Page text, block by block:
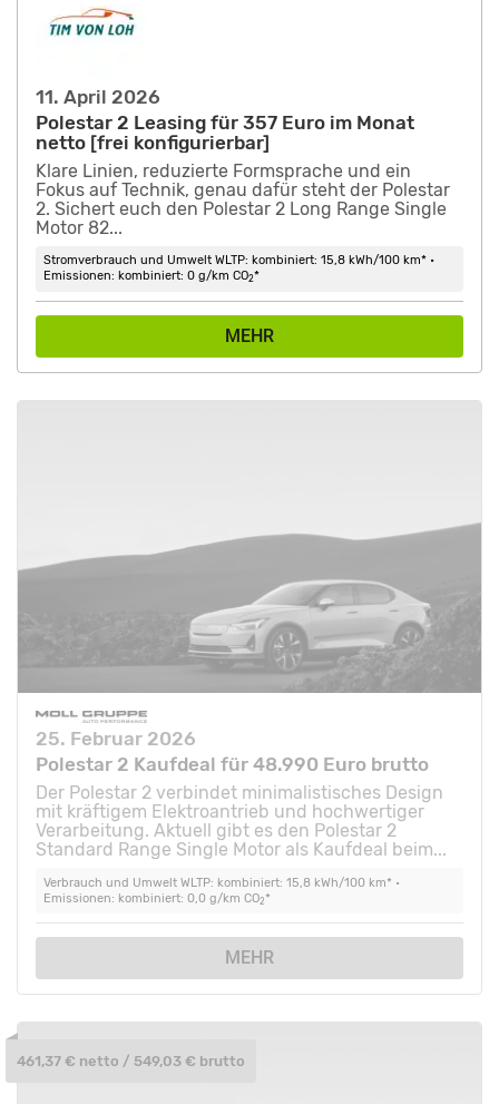
11. April 2026
Polestar 2 Leasing für 357 Euro im Monat
netto [frei konfigurierbar]
Klare Linien, reduzierte Formsprache und ein
Fokus auf Technik, genau dafür steht der Polestar
2. Sichert euch den Polestar 2 Long Range Single
Motor 82...
Stromverbrauch und Umwelt WLTP: kombiniert: 15,8 kWh/100 km* •
Emissionen: kombiniert: 0 g/km CO2*
MEHR
25. Februar 2026
Polestar 2 Kaufdeal für 48.990 Euro brutto
Der Polestar 2 verbindet minimalistisches Design
mit kräftigem Elektroantrieb und hochwertiger
Verarbeitung. Aktuell gibt es den Polestar 2
Standard Range Single Motor als Kaufdeal beim...
Verbrauch und Umwelt WLTP: kombiniert: 15,8 kWh/100 km* •
Emissionen: kombiniert: 0,0 g/km CO2*
MEHR
461,37 € netto / 549,03 € brutto